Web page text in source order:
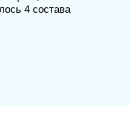
4 состава